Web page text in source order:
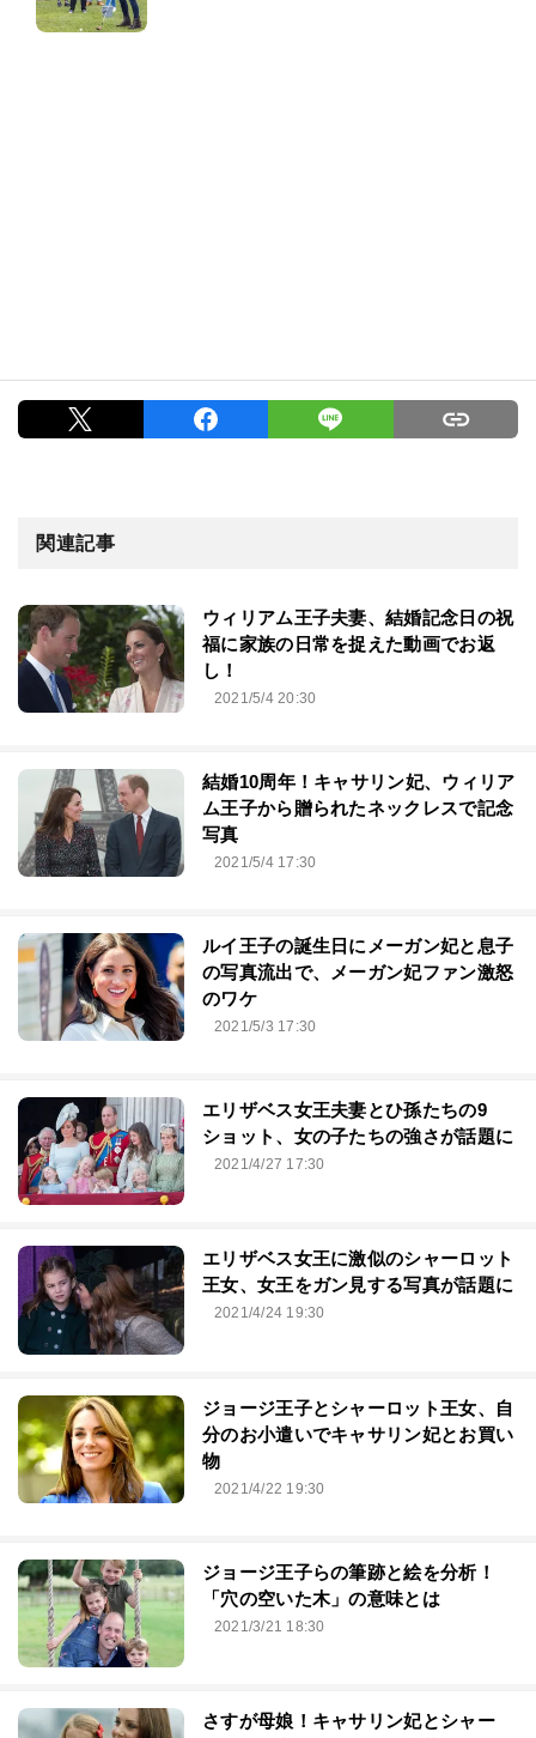
関連記事
ウィリアム王子夫妻、結婚記念日の祝
福に家族の日常を捉えた動画でお返
し！
2021/5/4 20:30
結婚10周年！キャサリン妃、ウィリア
ム王子から贈られたネックレスで記念
写真
2021/5/4 17:30
ルイ王子の誕生日にメーガン妃と息子
の写真流出で、メーガン妃ファン激怒
のワケ
2021/5/3 17:30
エリザベス女王夫妻とひ孫たちの9
ショット、女の子たちの強さが話題に
2021/4/27 17:30
エリザベス女王に激似のシャーロット
王女、女王をガン見する写真が話題に
2021/4/24 19:30
ジョージ王子とシャーロット王女、自
分のお小遣いでキャサリン妃とお買い
物
2021/4/22 19:30
ジョージ王子らの筆跡と絵を分析！
「穴の空いた木」の意味とは
2021/3/21 18:30
さすが母娘！キャサリン妃とシャー